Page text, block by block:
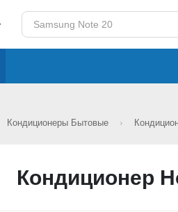
Кондиционеры Бытовые
Кондиционер